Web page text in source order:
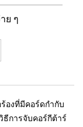
ย ๆ
องที่มีคอร์ดกำกับ
ธีการจับคอร์กีต้าร์